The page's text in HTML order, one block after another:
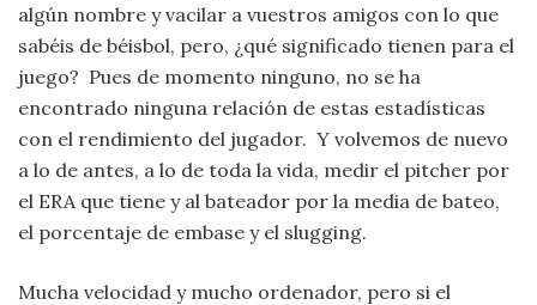
algún nombre y vacilar a vuestros amigos con lo que
sabéis de béisbol, pero, ¿qué significado tienen para el
juego? Pues de momento ninguno, no se ha
encontrado ninguna relación de estas estadísticas
con el rendimiento del jugador. Y volvemos de nuevo
a lo de antes, a lo de toda la vida, medir el pitcher por
el ERA que tiene y al bateador por la media de bateo,
el porcentaje de embase y el slugging.
Mucha velocidad y mucho ordenador, pero si el